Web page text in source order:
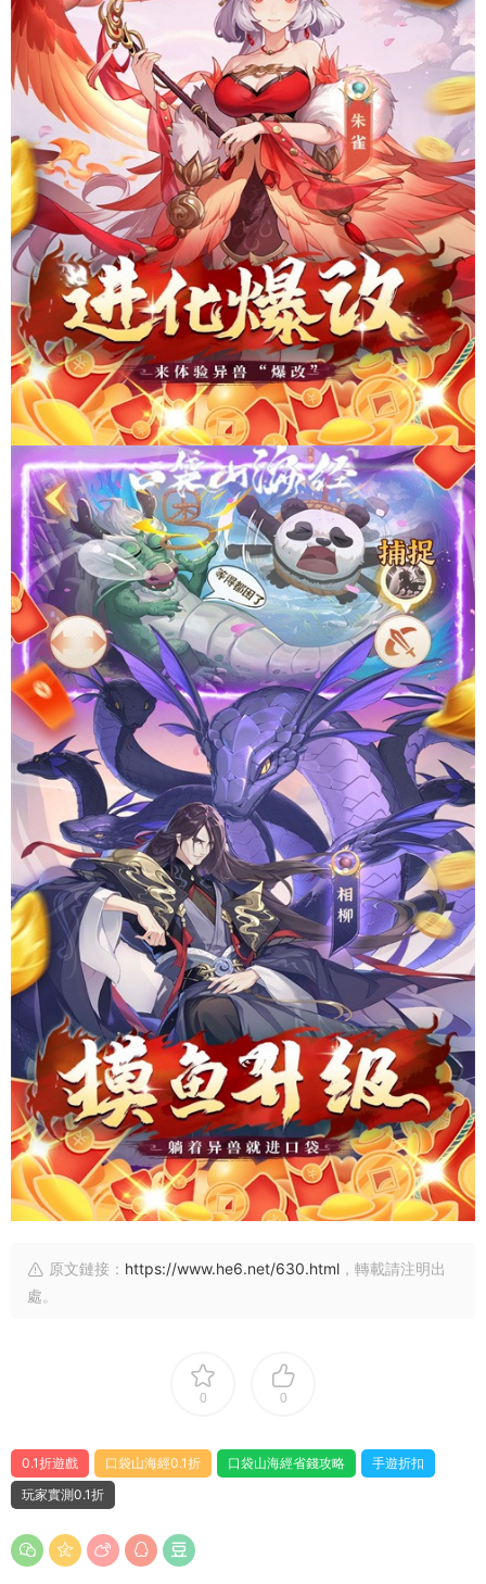
原文鏈接： https://www.he6.net/630.html ，轉載請注明出
處。
0 0
0.1折遊戲 口袋山海經0.1折 口袋山海經省錢攻略
手遊折扣
玩家實測0.1折